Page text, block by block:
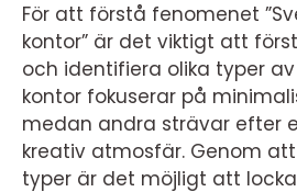
För att förstå fenomenet
kontor” är det viktigt att
och identifiera olika typer av
kontor fokuserar på
medan andra strävar efter
kreativ atmosfär. Genom
typer är det möjligt att